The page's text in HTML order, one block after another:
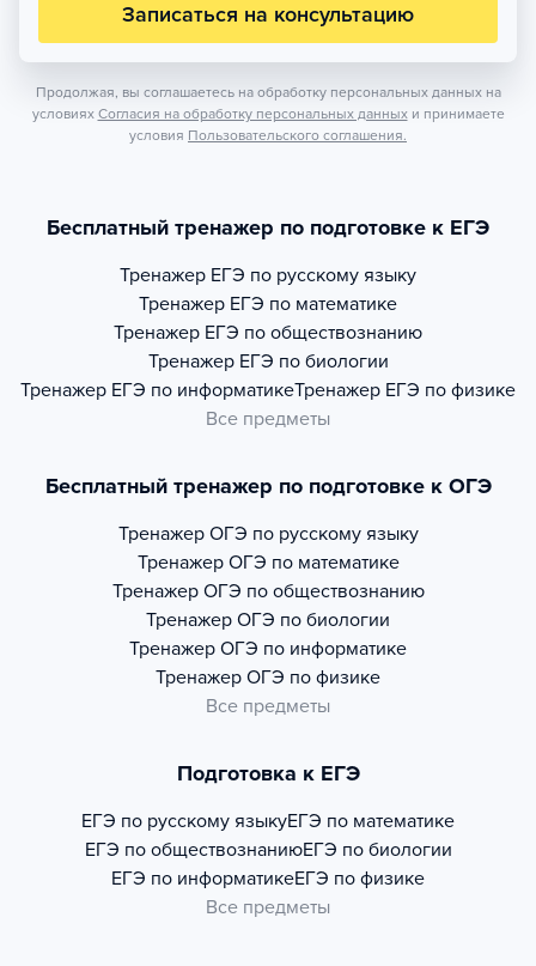
Записаться на консультацию
Продолжая, вы соглашаетесь на обработку персональных данных на
условиях Согласия на обработку персональных данных и принимаете
условия Пользовательского соглашения.
Бесплатный тренажер по подготовке к ЕГЭ
Тренажер ЕГЭ по русскому языку
Тренажер ЕГЭ по математике
Тренажер ЕГЭ по обществознанию
Тренажер ЕГЭ по биологии
Тренажер ЕГЭ по информатикеТренажер ЕГЭ по физике
Все предметы
Бесплатный тренажер по подготовке к ОГЭ
Тренажер ОГЭ по русскому языку
Тренажер ОГЭ по математике
Тренажер ОГЭ по обществознанию
Тренажер ОГЭ по биологии
Тренажер ОГЭ по информатике
Тренажер ОГЭ по физике
Все предметы
Подготовка к ЕГЭ
ЕГЭ по русскому языкуЕГЭ по математике
ЕГЭ по обществознаниюЕГЭ по биологии
ЕГЭ по информатикеЕГЭ по физике
Все предметы